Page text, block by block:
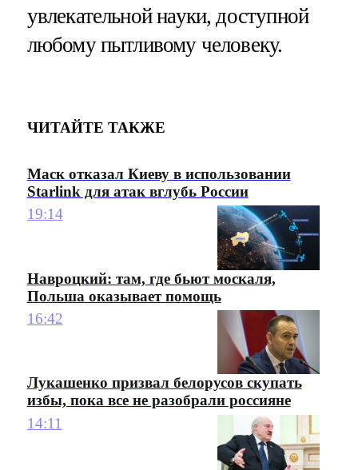
увлекательной науки, доступной
любому пытливому человеку.
ЧИТАЙТЕ ТАКЖЕ
Маск отказал Киеву в использовании
Starlink для атак вглубь России
19:14
Навроцкий: там, где бьют москаля,
Польша оказывает помощь
16:42
Лукашенко призвал белорусов скупать
избы, пока все не разобрали россияне
14:11